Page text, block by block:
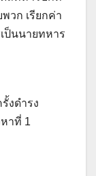
วก เรียกค่า
ป็นนายทหาร
งดำรง
าที่ 1